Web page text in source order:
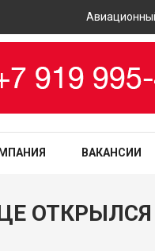
Авиационный
ВАКАНСИИ